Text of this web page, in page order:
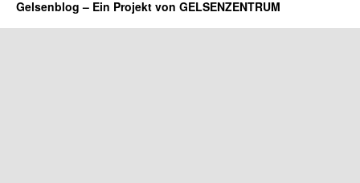
Gelsenblog – Ein Projekt von GELSENZENTRUM